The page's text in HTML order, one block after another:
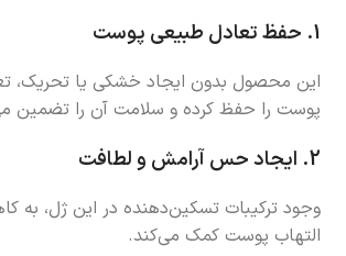
1. حفظ تعادل طبیعی پوست
این محصول بدون ایجاد خشکی یا تحریک،
پوست را حفظ کرده و سلامت آن را تضمین
2. ایجاد حس آرامش و لطافت
وجود ترکیبات تسکین‌دهنده در این ژل، به
التهاب پوست کمک می‌کند.